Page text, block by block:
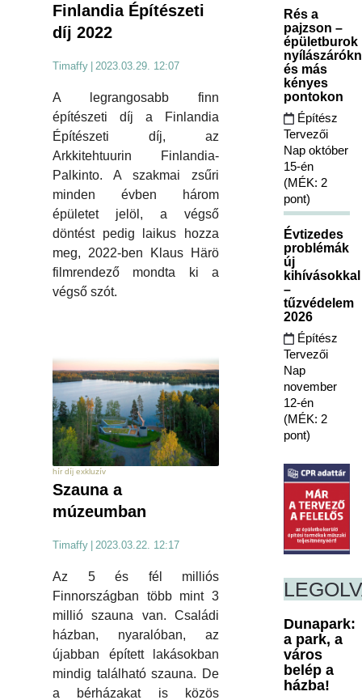
Finlandia Építészeti
díj 2022
Timaffy | 2023.03.29. 12:07
A legrangosabb finn
építészeti díj a Finlandia
Építészeti díj, az
Arkkitehtuurin Finlandia-
Palkinto. A szakmai zsűri
minden évben három
épületet jelöl, a végső
döntést pedig laikus hozza
meg, 2022-ben Klaus Härö
filmrendező mondta ki a
végső szót.
hír díj exkluzív
Szauna a
múzeumban
Timaffy 2023.03.22. 12:17
Az 5 és fél milliós
Finnországban több mint 3
millió szauna van. Családi
házban, nyaralóban, az
újabban épített lakásokban
mindig található szauna. De
a bérházakat is közös
Rés a
pajzson –
épületburok
és más
kényes
pontokon
Építész
Tervezői
Nap október
15-én
(MÉK: 2
pont)
Évtizedes
problémák
új
kihívásokkal
–
tűzvédelem
2026
Építész
Tervezői
Nap
november
12-én
(MÉK: 2
pont)
Dunapark:
a park, a
város
belép a
házba!